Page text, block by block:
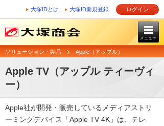
大塚IDとは 大塚ID新規登録 ログイン
メニュー
ソリューション・製品 Apple（アップル）
Apple TV（アップル ティーヴィ
ー）
Apple社が開発・販売しているメディアストリ
ーミングデバイス「Apple TV 4K」は、テレ